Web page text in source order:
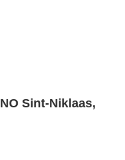
Sint-Niklaas,